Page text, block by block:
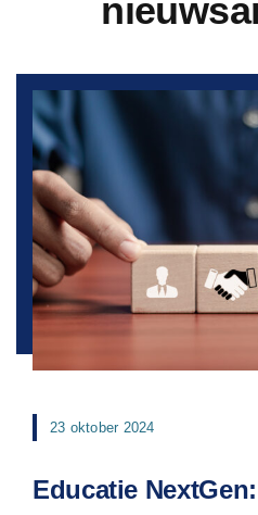
23 oktober 2024
Educatie